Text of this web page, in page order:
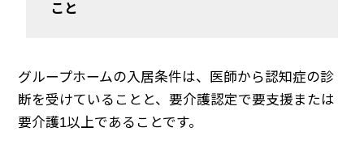
こと
グループホームの入居条件は、医師から認知症の診
断を受けていることと、要介護認定で要支援または
要介護1以上であることです。